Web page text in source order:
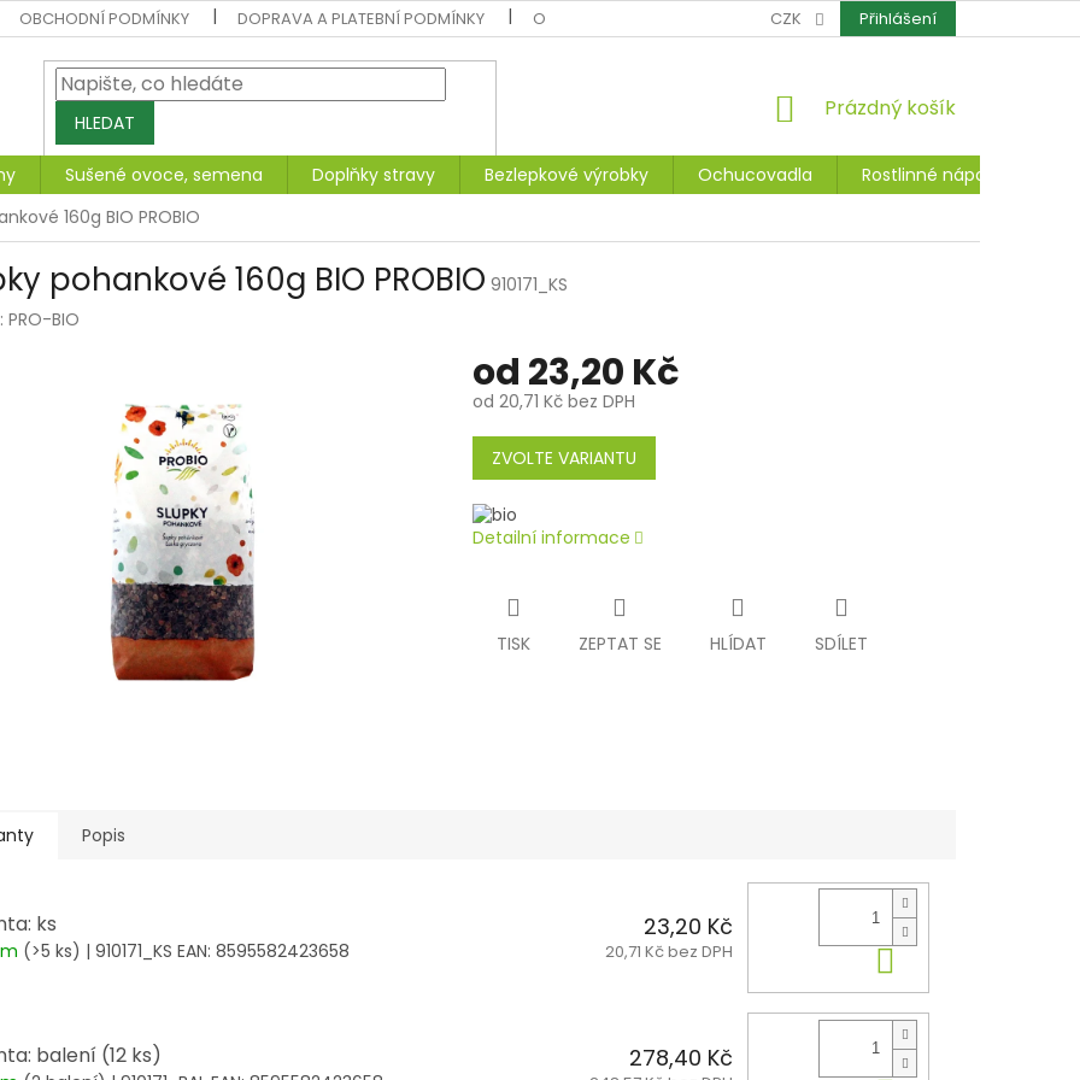
OBCHODNÍ PODMÍNKY DOPRAVA A PLATEBNÍ PODMÍNKY OCHRANA OSOBNÍCH ÚDAJŮ CERTIFIKÁTY
CZK Přihlášení
HLEDAT
NÁKUPNÍ
Prázdný košík
Sušené ovoce, semena Doplňky stravy Bezlepkové výrobky Ochucovadla
Rostlinné nápoje, dezerty
160g BIO PROBIO
pohankové 160g BIO PROBIO 910171_KS
PRO-BIO
od 23,20 Kč
od 20,71 Kčbez DPH
Měrná
cena:
ZVOLTE VARIANTU
Detailní informace
TISK ZEPTAT SE HLÍDAT SDÍLET
Popis
ks
(>5 ks) | 910171_KS EAN: 8595582423658
23,20 Kč
20,71 Kč bez DPH
balení (12 ks) 278,40 Kč